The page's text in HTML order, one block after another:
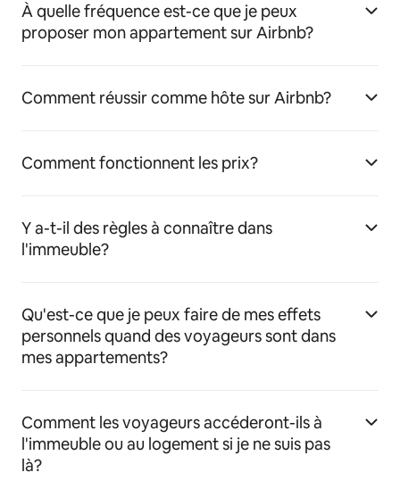
À quelle fréquence est-ce que je peux
proposer mon appartement sur Airbnb?
Comment réussir comme hôte sur Airbnb?
Comment fonctionnent les prix?
Y a-t-il des règles à connaître dans
l'immeuble?
Qu'est-ce que je peux faire de mes effets
personnels quand des voyageurs sont dans
mes appartements?
Comment les voyageurs accéderont-ils à
l'immeuble ou au logement si je ne suis pas
là?